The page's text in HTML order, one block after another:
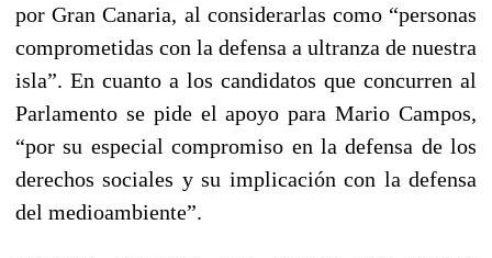
por Gran Canaria, al considerarlas como “personas
comprometidas con la defensa a ultranza de nuestra
isla”. En cuanto a los candidatos que concurren al
Parlamento se pide el apoyo para Mario Campos,
“por su especial compromiso en la defensa de los
derechos sociales y su implicación con la defensa
del medioambiente”.